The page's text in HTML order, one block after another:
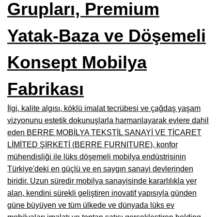
Burdur Mobilya İmalatçıları, Fabrikaları, Mağazaları
Eskişehir Mobilyacılar, Mobilya Mağazaları, Firmaları
Çankırı Mobilyacılar, Mobilya Mağazaları, İmalatçıları
Mersin Mobilyacılar, Mobilya Mağazaları, Üreticileri
Antalya Mobilyacıları, Mobilya Mağazaları, Firmaları
Bolu Mobilyacılar, Mobilya Mağazaları, İmalatçıları
Kırklareli Mobilyacılar, Mobilya Firmaları, Mağazaları
Muğla Mobilyacılar, Mobilya Mağazaları, İmalatçıları
Kastamonu Mobilya Mağazaları, Firmaları
Sakarya Mobilyacılar, Mobilya Mağazaları, İmalatçıları
Grupları, Premium
Yatak-Baza ve Döşemeli
Konsept Mobilya
Fabrikası
İlgi, kalite algısı, köklü imalat tecrübesi ve çağdaş yaşam
vizyonunu estetik dokunuşlarla harmanlayarak evlere dahil
eden BERRE MOBİLYA TEKSTİL SANAYİ VE TİCARET
LİMİTED ŞİRKETİ (BERRE FURNITURE), konfor
mühendisliği ile lüks döşemeli mobilya endüstrisinin
Türkiye'deki en güçlü ve en saygın sanayi devlerinden
biridir. Uzun süredir mobilya sanayisinde kararlılıkla yer
alan, kendini sürekli geliştiren inovatif yapısıyla günden
güne büyüyen ve tüm ülkede ve dünyada lüks ev